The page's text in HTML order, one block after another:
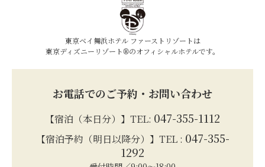
東京ベイ舞浜ホテル ファーストリゾートは
東京ディズニーリゾート®のオフィシャルホテルです。
お電話でのご予約・お問い合わせ
【宿泊（本日分）】TEL: 047-355-1112
【宿泊予約（明日以降分）】TEL : 047-355-
1292